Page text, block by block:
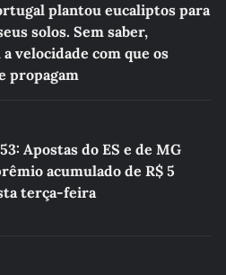
plantou eucaliptos para
solos. Sem saber,
velocidade com que os
propagam
Apostas do ES e de MG
acumulado de R$ 5
terça-feira